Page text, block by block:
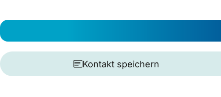
Kontakt speichern